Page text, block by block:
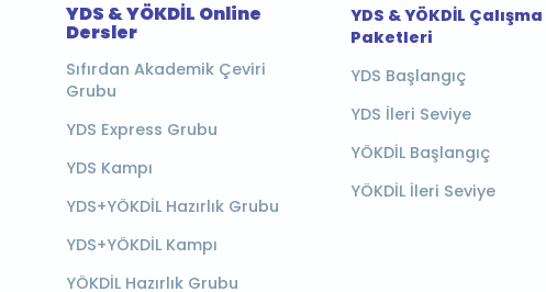
YDS & YÖKDİL Online
Dersler
Sıfırdan Akademik Çeviri
Grubu
YDS Express Grubu
YDS Kampı
YDS+YÖKDİL Hazırlık Grubu
YDS+YÖKDİL Kampı
YÖKDİL Hazırlık Grubu
YDS & YÖKDİL Çalışma
Paketleri
YDS Başlangıç
YDS İleri Seviye
YÖKDİL Başlangıç
YÖKDİL İleri Seviye